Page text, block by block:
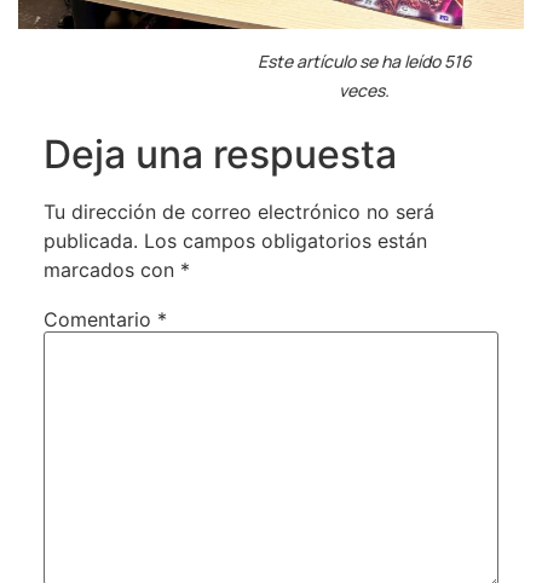
Este artículo se ha leído 516
veces.
Deja una respuesta
Tu dirección de correo electrónico no será
publicada. Los campos obligatorios están
marcados con *
Comentario *